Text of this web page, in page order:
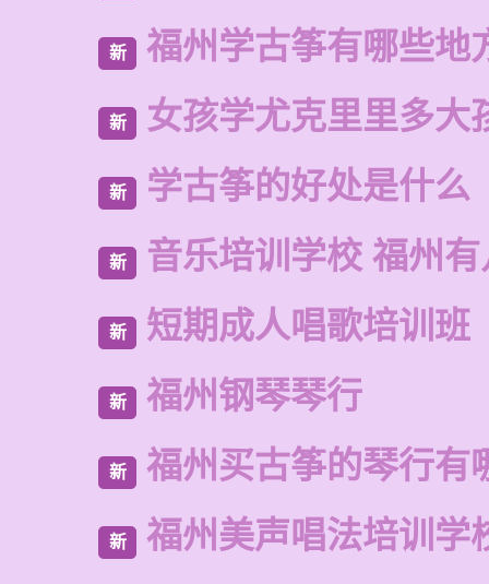
新 福州学古筝有哪些地
新 女孩学尤克里里多大
新 学古筝的好处是什么
新 音乐培训学校 福州
新 短期成人唱歌培训班
新 福州钢琴琴行
新 福州买古筝的琴行有
新 福州美声唱法培训学